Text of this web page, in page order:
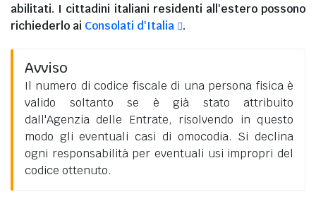
abilitati. I cittadini italiani residenti all'esteropossono
richiederlo ai Consolati d'Italia .
Avviso
Il numero di codice fiscale di una persona fisica è
valido soltanto se è già stato attribuito
dall'Agenzia delle Entrate, risolvendo in questo
modo gli eventuali casi di omocodia. Si declina
ogni responsabilità per eventuali usi impropri del
codice ottenuto.